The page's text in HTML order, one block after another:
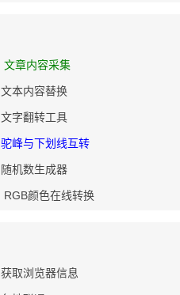
文章内容采集
文本内容替换
文字翻转工具
驼峰与下划线互转
随机数生成器
RGB颜色在线转换
获取浏览器信息